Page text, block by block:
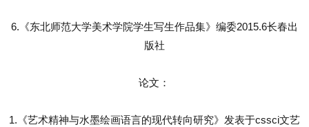
6.《东北师范大学美术学院学生写生作品集》编委2015.6长春出
版社
论文：
1.《艺术精神与水墨绘画语言的现代转向研究》发表于cssci文艺